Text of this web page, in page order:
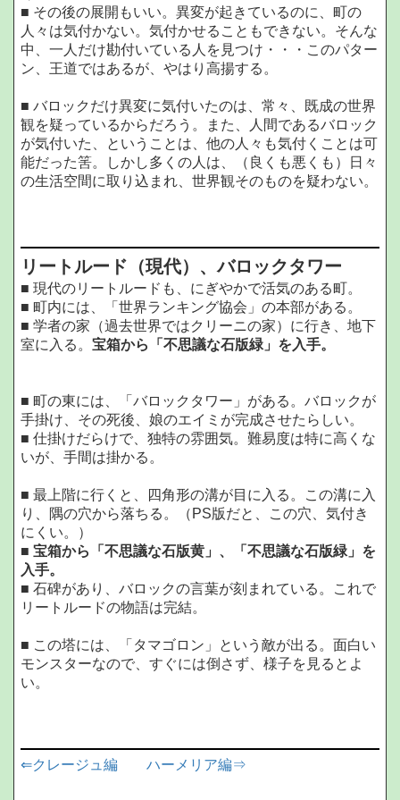
■ その後の展開もいい。異変が起きているのに、町の
人々は気付かない。気付かせることもできない。そんな
中、一人だけ勘付いている人を見つけ・・・このパター
ン、王道ではあるが、やはり高揚する。
■ バロックだけ異変に気付いたのは、常々、既成の世界
観を疑っているからだろう。また、人間であるバロック
が気付いた、ということは、他の人々も気付くことは可
能だった筈。しかし多くの人は、（良くも悪くも）日々
の生活空間に取り込まれ、世界観そのものを疑わない。
リートルード（現代）、バロックタワー
■ 現代のリートルードも、にぎやかで活気のある町。
■ 町内には、「世界ランキング協会」の本部がある。
■ 学者の家（過去世界ではクリーニの家）に行き、地下
室に入る。 宝箱から「不思議な石版緑」を入手。
■ 町の東には、「バロックタワー」がある。バロックが
手掛け、その死後、娘のエイミが完成させたらしい。
■ 仕掛けだらけで、独特の雰囲気。難易度は特に高くな
いが、手間は掛かる。
■ 最上階に行くと、四角形の溝が目に入る。この溝に入
り、隅の穴から落ちる。（PS版だと、この穴、気付き
にくい。）
■ 宝箱から「不思議な石版黄」、「不思議な石版緑」を
入手。
■ 石碑があり、バロックの言葉が刻まれている。これで
リートルードの物語は完結。
■ この塔には、「タマゴロン」という敵が出る。面白い
モンスターなので、すぐには倒さず、様子を見るとよ
い。
⇐クレージュ編 ハーメリア編⇒